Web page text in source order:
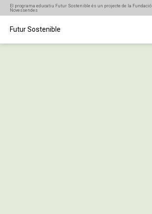
El programa educatiu Futur Sostenible és un projecte de la Fundació
Novessendes
Futur Sostenible